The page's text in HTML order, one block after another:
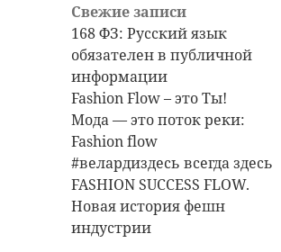
Свежие записи
168 ФЗ: Русский язык
обязателен в публичной
информации
Fashion Flow – это Ты!
Мода — это поток реки:
Fashion flow
#велардиздесь всегда здесь
FASHION SUCCESS FLOW.
Новая история фешн
индустрии